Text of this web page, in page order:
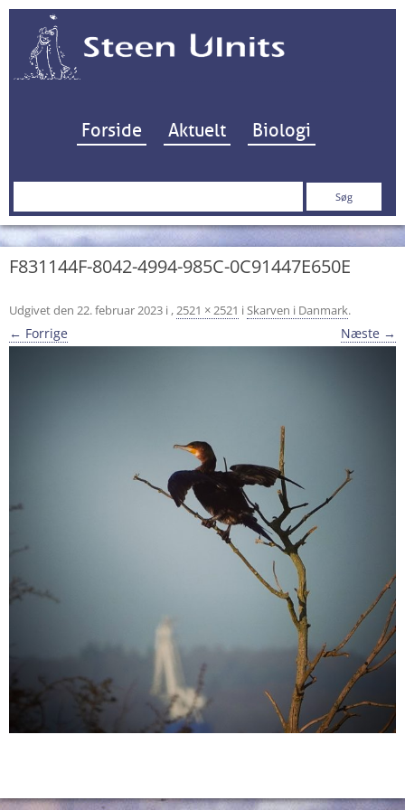
Hop til indhold
Forside Aktuelt Biologi
Søg
F831144F-8042-4994-985C-0C91447E650E
Udgivet den 22. februar 2023 i ,2521 × 2521 iSkarven i Danmark.
← Forrige Næste →